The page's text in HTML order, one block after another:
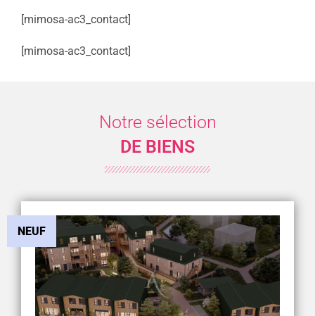
[mimosa-ac3_contact]
[mimosa-ac3_contact]
Notre sélection
DE BIENS
NEUF